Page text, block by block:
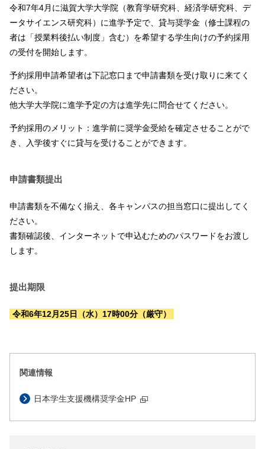
令和7年4月に滋賀大学大学院（教育学研究科、経済学研究科、デ
ータサイエンス研究科）に進学予定で、貸与奨学金（修士課程の
者は「授業料後払い制度」含む）を希望する学生向けの予約採用
の受付を開始します。
予約採用申請希望者は下記窓口まで申請書類を受け取りに来てく
ださい。
他大学大学院に進学予定の方は進学先に問合せてください。
予約採用のメリット：進学前に奨学金受給を確定させることがで
き、入学後すぐに貸与を受けることができます。
申請書類提出
申請書類を不備なく揃え、各キャンパスの担当窓口に提出してく
ださい。
書類確認後、インターネットで申込むためのパスワードをお渡し
します。
提出期限
令和6年12月25日（水）17時00分（厳守）
関連情報
日本学生支援機構奨学金HP